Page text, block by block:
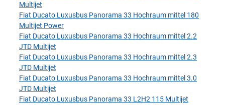
Multijet
Fiat Ducato Luxusbus Panorama 33 Hochraum mittel 180
Multijet Power
Fiat Ducato Luxusbus Panorama 33 Hochraum mittel 2.2
JTD Multijet
Fiat Ducato Luxusbus Panorama 33 Hochraum mittel 2.3
JTD Multijet
Fiat Ducato Luxusbus Panorama 33 Hochraum mittel 3.0
JTD Multijet
Fiat Ducato Luxusbus Panorama 33 L2H2 115 Multijet